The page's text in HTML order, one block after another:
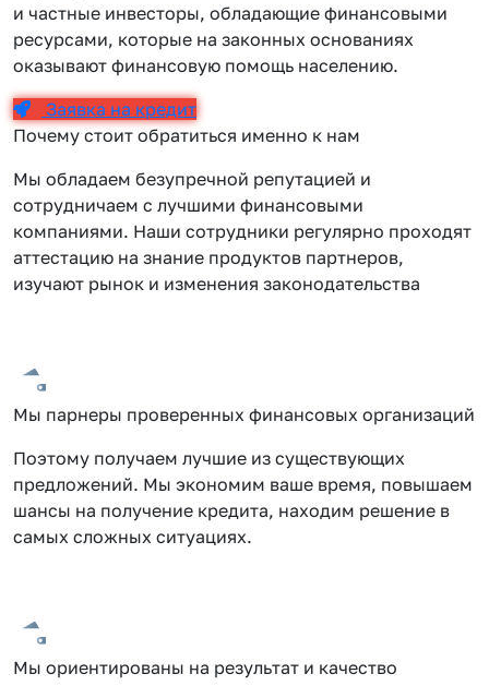
и частные инвесторы, обладающие финансовыми
ресурсами, которые на законных основаниях
оказывают финансовую помощь населению.
Заявка на кредит
Почему стоит обратиться именно к нам
Мы обладаем безупречной репутацией и
сотрудничаем с лучшими финансовыми
компаниями. Наши сотрудники регулярно проходят
аттестацию на знание продуктов партнеров,
изучают рынок и изменения законодательства
Мы парнеры проверенных финансовых организаций
Поэтому получаем лучшие из существующих
предложений. Мы экономим ваше время, повышаем
шансы на получение кредита, находим решение в
самых сложных ситуациях.
Мы ориентированы на результат и качество